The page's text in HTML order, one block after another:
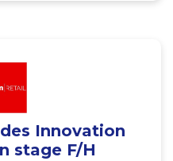
Innovation
stage F/H